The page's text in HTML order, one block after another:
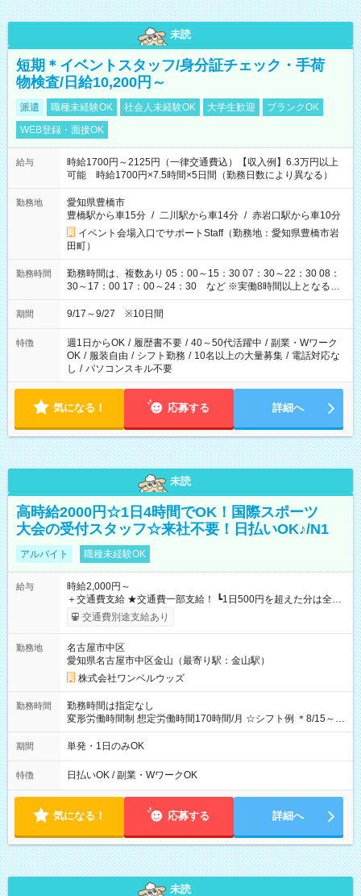
未読
短期＊イベントスタッフ/身分証チェック・手荷
物検査/日給10,200円～
派遣 職種未経験OK 社会人未経験OK 大学生歓迎
ブランクOK
WEB登録・面接OK
給与
時給1700円～2125円（一律交通費込）【収入例】6.3万円以上
可能 時給1700円×7.5時間×5日間（勤務日数により異なる）
勤務地
愛知県豊橋市
豊橋駅から車15分 / 二川駅から車14分 / 赤岩口駅から車10分
イベント会場入口でサポートStaff（勤務地：愛知県豊橋市岩
田町）
勤務時間
勤務時間は、複数あり 05：00～15：30 07：30～22：30 08：
30～17：00 17：00～24：30 など ※実働8時間以上となる勤
務もあります。 【休憩】60分+他休憩あり 交替で取得します。
安全面に配慮しこまめな休憩があります。
期間 9/17～9/27 ※10日間
特徴 週1日からOK / 履歴書不要 / 40～50代活躍中 / 副業・Wワーク
OK / 服装自由 / シフト勤務 / 10名以上の大量募集 / 電話対応な
し / パソコンスキル不要
気になる！ 応募する 詳細へ
未読
高時給2000円☆1日4時間でOK！国際スポーツ
大会の受付スタッフ☆来社不要！日払いOK♪/N1
アルバイト 職種未経験OK
給与
時給2,000円～
＋交通費支給 ★交通費一部支給！ ┗1日500円を超えた分は全額
支給！ ※往復500円以内の方は自己負担となります ★日払い
OK！（規定あり） ┗働いたその日に現金GET♪ お仕事後はコン
期間なし
交通費別途支給あり
勤務地
名古屋市中区
愛知県名古屋市中区金山（最寄り駅：金山駅）
株式会社ワンベルウッズ
勤務時間
勤務時間は指定なし
変形労働時間制 想定労働時間170時間/月 ☆シフト例 ＊8/15～
10/26 全日共通 08：00～12：00 17：00～21：00 ＊8/31
～9/19のみ下記シフトもあります！ 12：00～16：00 ＊9/6～
00
期間 単発・1日のみOK
特徴 日払いOK / 副業・WワークOK
気になる！ 応募する 詳細へ
未読